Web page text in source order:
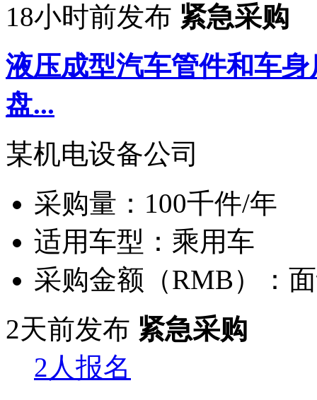
18小时前发布 紧急采购
液压成型汽车管件和车
盘...
某机电设备公司
采购量： 100千件/年
适用车型： 乘用车
采购金额（RMB）：
2天前发布 紧急采购
2人报名